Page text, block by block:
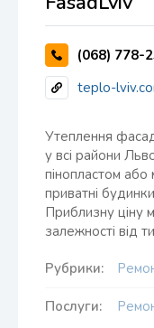
(068) 778-
teplo-
Утеплення
у всі райони
пінопластом
приватні
Приблизну ціну
залежності від
Рубрики:
Послуги: